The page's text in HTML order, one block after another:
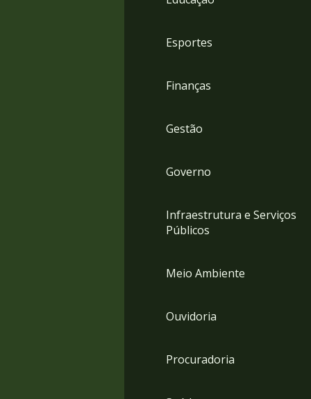
Esportes
Finanças
Gestão
Governo
Infraestrutura e Serviços
Públicos
Meio Ambiente
Ouvidoria
Procuradoria